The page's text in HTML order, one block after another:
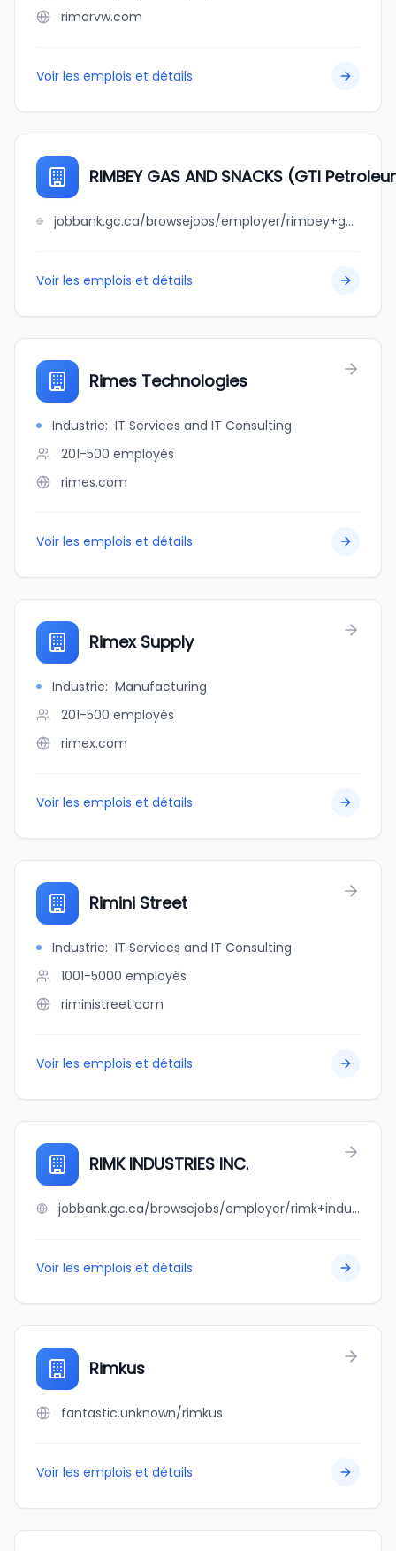
rimarvw.com
Voir les emplois et détails
RIMBEY GAS AND SNACKS (GTI
jobbank.gc.ca/browsejobs/employer/rimbey+gas+and+snacks+%28gti+petroleum+ltd%29/ca
Voir les emplois et détails
Rimes Technologies
Industrie: IT Services and IT Consulting
201-500 employés
rimes.com
Voir les emplois et détails
Rimex Supply
Industrie: Manufacturing
201-500 employés
rimex.com
Voir les emplois et détails
Rimini Street
Industrie: IT Services and IT Consulting
1001-5000 employés
riministreet.com
Voir les emplois et détails
RIMK INDUSTRIES INC.
jobbank.gc.ca/browsejobs/employer/rimk+industries+inc./ca
Voir les emplois et détails
Rimkus
fantastic.unknown/rimkus
Voir les emplois et détails